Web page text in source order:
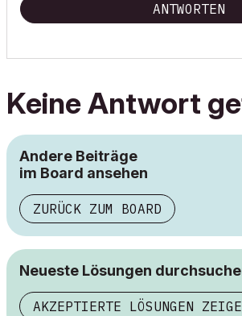
ANTWORTEN
Keine Antwort
Andere Beiträge
im Board ansehen
ZURÜCK ZUM BOARD
Neueste Lösungen
AKZEPTIERTE LÖSUNGEN